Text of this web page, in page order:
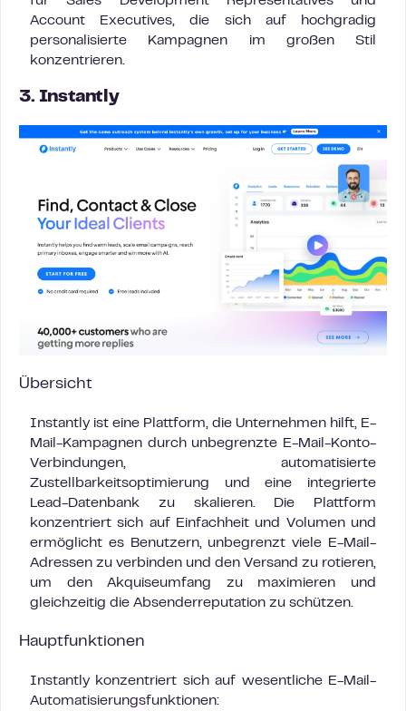
Account Executives, die sich auf hochgradig
personalisierte Kampagnen im großen Stil
konzentrieren.
3. Instantly
Übersicht
Instantly ist eine Plattform, die Unternehmen hilft, E-
Mail-Kampagnen durch unbegrenzte E-Mail-Konto-
Verbindungen, automatisierte
Zustellbarkeitsoptimierung und eine integrierte
Lead-Datenbank zu skalieren. Die Plattform
konzentriert sich auf Einfachheit und Volumen und
ermöglicht es Benutzern, unbegrenzt viele E-Mail-
Adressen zu verbinden und den Versand zu rotieren,
um den Akquiseumfang zu maximieren und
gleichzeitig die Absenderreputation zu schützen.
Hauptfunktionen
Instantly konzentriert sich auf wesentliche E-Mail-
Automatisierungsfunktionen: